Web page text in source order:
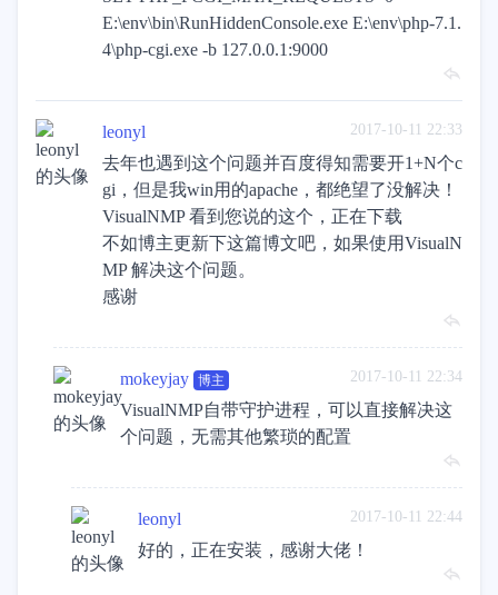
E:\env\bin\RunHiddenConsole.exe E:\env\php-7.1.
4\php-cgi.exe -b 127.0.0.1:9000
2017-10-11 22:33
leonyl
去年也遇到这个问题并百度得知需要开1+N个c
gi，但是我win用的apache，都绝望了没解决！
VisualNMP 看到您说的这个，正在下载
不如博主更新下这篇博文吧，如果使用VisualN
MP 解决这个问题。
感谢
2017-10-11 22:34
mokeyjay 博主
VisualNMP自带守护进程，可以直接解决这
个问题，无需其他繁琐的配置
2017-10-11 22:44
leonyl
好的，正在安装，感谢大佬！